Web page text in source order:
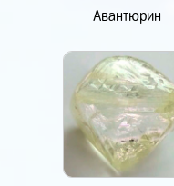
Авантюрин